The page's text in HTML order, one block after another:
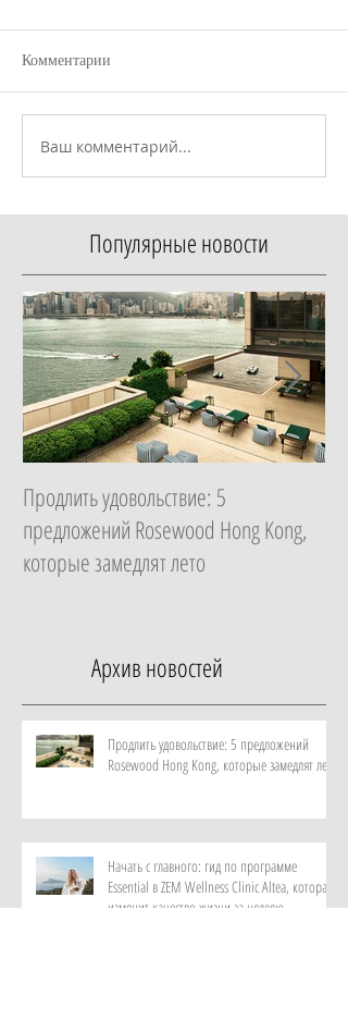
Комментарии
Ваш комментарий...
Популярные новости
Продлить удовольствие: 5
предложений Rosewood Hong Kong,
которые замедлят лето
Архив новостей
Продлить удовольствие: 5 предложений
Rosewood Hong Kong, которые замедлят лето
Начать с главного: гид по программе
Essential в ZEM Wellness Clinic Altea, которая
изменит качество жизни за неделю